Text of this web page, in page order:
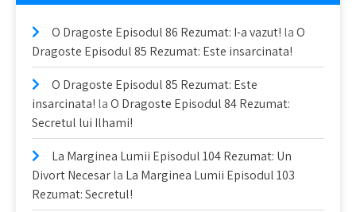
O Dragoste Episodul 86 Rezumat: I-a vazut! laO
Dragoste Episodul 85 Rezumat: Este insarcinata!
O Dragoste Episodul 85 Rezumat: Este
insarcinata! laO Dragoste Episodul 84 Rezumat:
Secretul lui Ilhami!
La Marginea Lumii Episodul 104 Rezumat: Un
Divort Necesarla La Marginea Lumii Episodul 103
Rezumat: Secretul!